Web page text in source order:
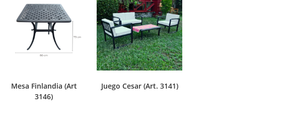
Mesa Finlandia (Art
3146)
Juego Cesar (Art. 3141)